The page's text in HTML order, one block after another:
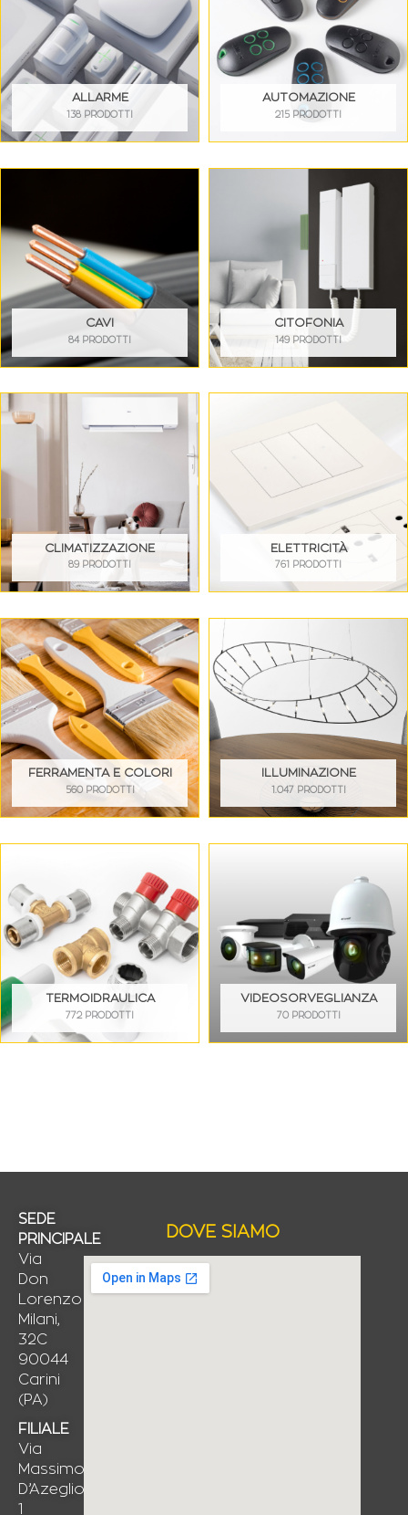
ALLARME
138 PRODOTTI
AUTOMAZIONE
215 PRODOTTI
CAVI
84 PRODOTTI
CITOFONIA
149 PRODOTTI
CLIMATIZZAZIONE
89 PRODOTTI
ELETTRICITÀ
761 PRODOTTI
FERRAMENTA E COLORI
560 PRODOTTI
ILLUMINAZIONE
1.047 PRODOTTI
TERMOIDRAULICA
772 PRODOTTI
VIDEOSORVEGLIANZA
70 PRODOTTI
SEDE
PRINCIPALE
Via
Don
Lorenzo
Milani,
32C
90044
Carini
(PA)
FILIALE
Via
Massimo
D’Azeglio,
1
DOVE SIAMO